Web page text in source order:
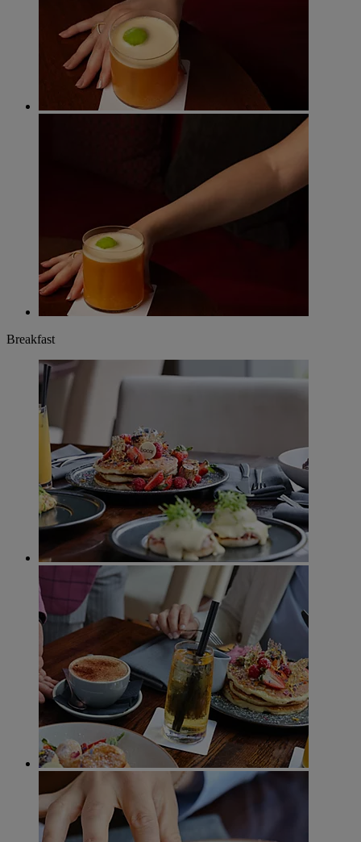
Breakfast